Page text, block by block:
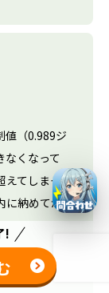
値（0.989ジ
なくなって
えてしまっ
に納めてか
!